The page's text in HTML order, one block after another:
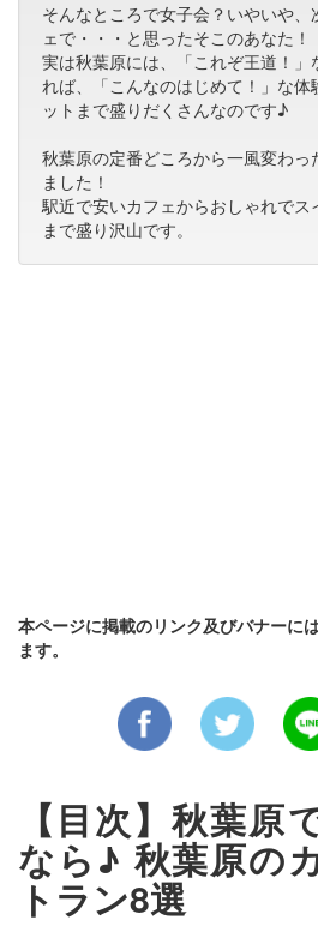
そんなところで女子会？いやいや
ェで・・・と思ったそこのあなた！
実は秋葉原には、「これぞ王道！
れば、「こんなのはじめて！」な
ットまで盛りだくさんなのです♪
秋葉原の定番どころから一風変わ
ました！
駅近で安いカフェからおしゃれでス
まで盛り沢山です。
本ページに掲載のリンク及びバナーに
ます。
【目次】秋葉原
なら♪ 秋葉原の
トラン8選